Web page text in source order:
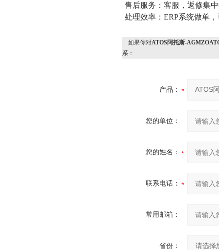
售后服务：客服，返修集
处理效率： ERP系统做单
如果你对ATOS阿托斯-
系：
产品：
您的单位：
您的姓名：
联系电话：
常用邮箱：
省份：